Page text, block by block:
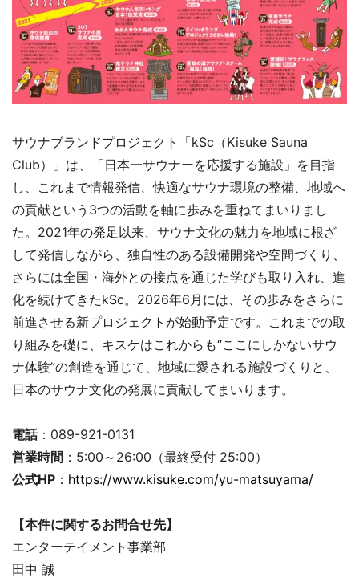
サウナブランドプロジェクト「kSc（Kisuke Sauna
Club）」は、「日本一サウナーを応援する施設」を目指
し、これまで情報発信、快適なサウナ環境の整備、地域へ
の貢献という3つの活動を軸に歩みを重ねてまいりまし
た。2021年の発足以来、サウナ文化の魅力を地域に根ざ
して発信しながら、独自性のある設備開発や空間づくり、
さらには全国・海外との接点を通じた学びも取り入れ、進
化を続けてきたkSc。2026年6月には、その歩みをさらに
前進させる新プロジェクトが始動予定です。これまでの取
り組みを礎に、キスケはこれからも“ここにしかないサウ
ナ体験”の創造を通じて、地域に愛される施設づくりと、
日本のサウナ文化の発展に貢献してまいります。
電話：089-921-0131
営業時間 ：5:00～26:00（最終受付 25:00）
公式HP ： https://www.kisuke.com/yu-matsuyama/
【本件に関するお問合せ先】
エンターテイメント事業部
田中 誠